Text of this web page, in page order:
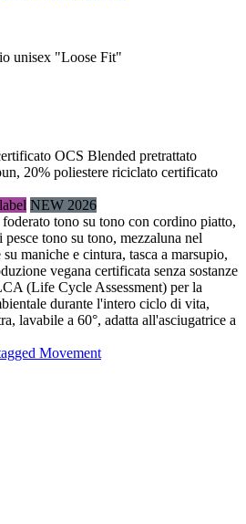
unisex "Loose Fit"
OCS Blended pretrattato
20% poliestere riciclato certificato
NEW 2026
tono su tono con cordino piatto,
tono su tono, mezzaluna nel
maniche e cintura, tasca a marsupio,
vegana certificata senza sostanze
(Life Cycle Assessment) per la
durante l'intero ciclo di vita,
lavabile a 60°, adatta all'asciugatrice a
Movement